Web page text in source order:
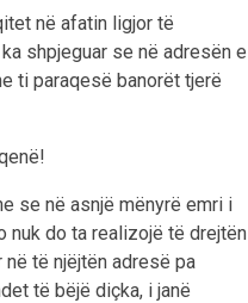
në afatin ligjor të
shpjeguar se në adresën e
ti paraqesë banorët tjerë
se në asnjë mënyrë emri i
nuk do ta realizojë të drejtën
të njëjtën adresë pa
të bëjë diçka, i janë